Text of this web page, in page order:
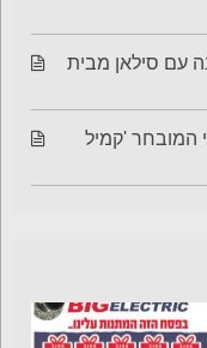
עם סילאן מבית
המובחר 'קמיל